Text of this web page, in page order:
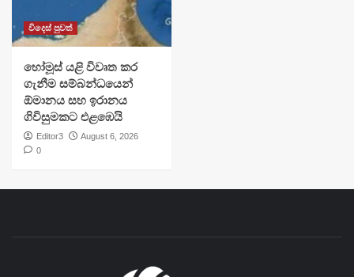
විදෙස් පුවත්
හෝමූස් යළි විවෘත කර
ගැනීම සම්බන්ධයෙන්
ඕමානය සහ ඉරානය
ගිවිසුමකට එළඹෙයි
Editor3
August 6, 2026
0